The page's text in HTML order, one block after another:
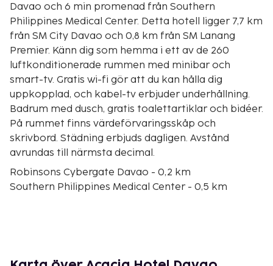
Davao och 6 min promenad från Southern
Philippines Medical Center. Detta hotell ligger 7,7 km
från SM City Davao och 0,8 km från SM Lanang
Premier. Känn dig som hemma i ett av de 260
luftkonditionerade rummen med minibar och
smart-tv. Gratis wi-fi gör att du kan hålla dig
uppkopplad, och kabel-tv erbjuder underhållning.
Badrum med dusch, gratis toalettartiklar och bidéer.
På rummet finns värdeförvaringsskåp och
skrivbord. Städning erbjuds dagligen. Avstånd
avrundas till närmsta decimal.
Robinsons Cybergate Davao - 0,2 km
Southern Philippines Medical Center - 0,5 km
SMX Convention Center Davao - 1,1 km